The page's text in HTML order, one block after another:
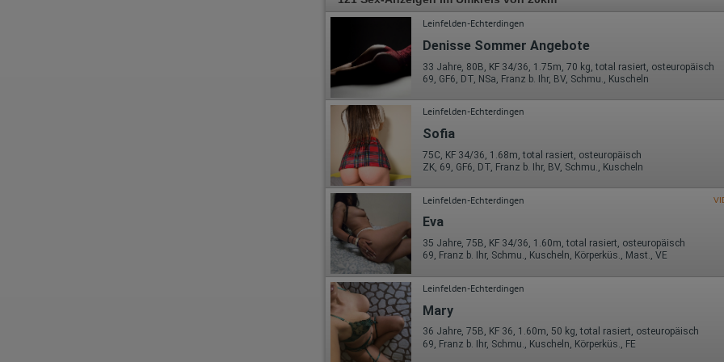
Leinfelden-Echterdingen
Denisse Sommer Angebote
33 Jahre, 80B, KF 34/36, 1.75m, 70 kg, total rasiert, osteuropäisch
69, GF6, DT, NSa, Franz b. Ihr, BV, Schmu., Kuscheln
Leinfelden-Echterdingen
Sofia
75C, KF 34/36, 1.68m, total rasiert, osteuropäisch
ZK, 69, GF6, DT, Franz b. Ihr, BV, Schmu., Kuscheln
Leinfelden-Echterdingen
Eva
35 Jahre, 75B, KF 34/36, 1.60m, total rasiert, osteuropäisch
69, Franz b. Ihr, Schmu., Kuscheln, Körperküs., Mast., VE
Leinfelden-Echterdingen
Mary
36 Jahre, 75B, KF 36, 1.60m, 50 kg, total rasiert, osteuropäisch
69, Franz b. Ihr, Schmu., Kuscheln, Körperküs., FE